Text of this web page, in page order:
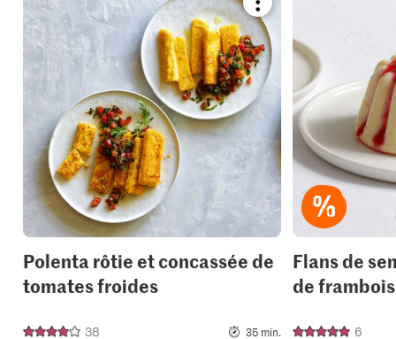
Bookmark
recipe
or
add
it
to
your
collections.
Polenta rôtie et concassée de
tomates froides
38 35 min.
Flans de
de
6